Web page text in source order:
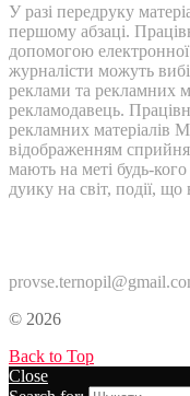
У разі передруку
першому абзаці.
допомогою
журналісти можуть
реклами та рекламних
рекламодавець.
рекламних матеріалів
відображенням
мають на меті будь-
дуику на світ, події,
© 2026
Back to Top
Close